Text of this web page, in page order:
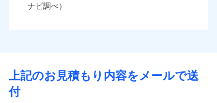
ナビ調べ）
上記のお見積もり内容をメールで送
付